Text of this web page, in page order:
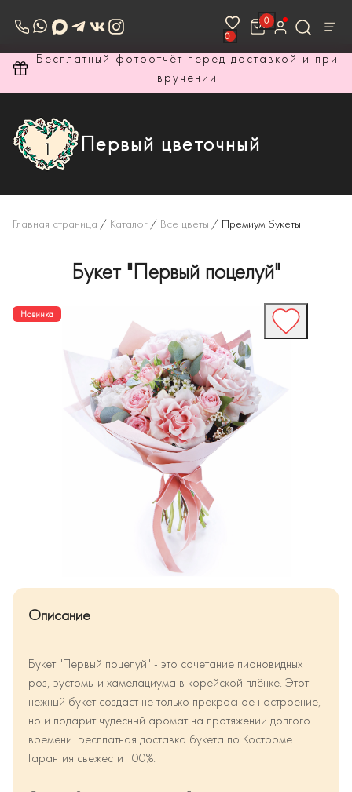
Бесплатный фотоотчёт перед доставкой и при
вручении
0
0
Первый цветочный
Главная страница / Каталог / Все цветы / Премиум букеты
Букет "Первый поцелуй"
Новинка
Описание
Букет "Первый поцелуй" - это сочетание пионовидных
роз, эустомы и хамелациума в корейской плёнке. Этот
нежный букет создаст не только прекрасное настроение,
но и подарит чудесный аромат на протяжении долгого
времени. Бесплатная доставка букета по Костроме.
Гарантия свежести 100%.